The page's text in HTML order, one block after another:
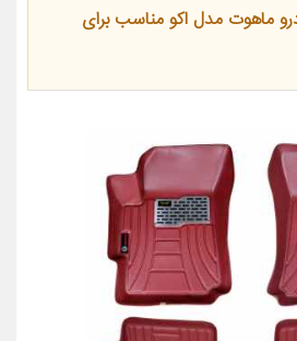
ماهوت مدل اکو مناسب برای